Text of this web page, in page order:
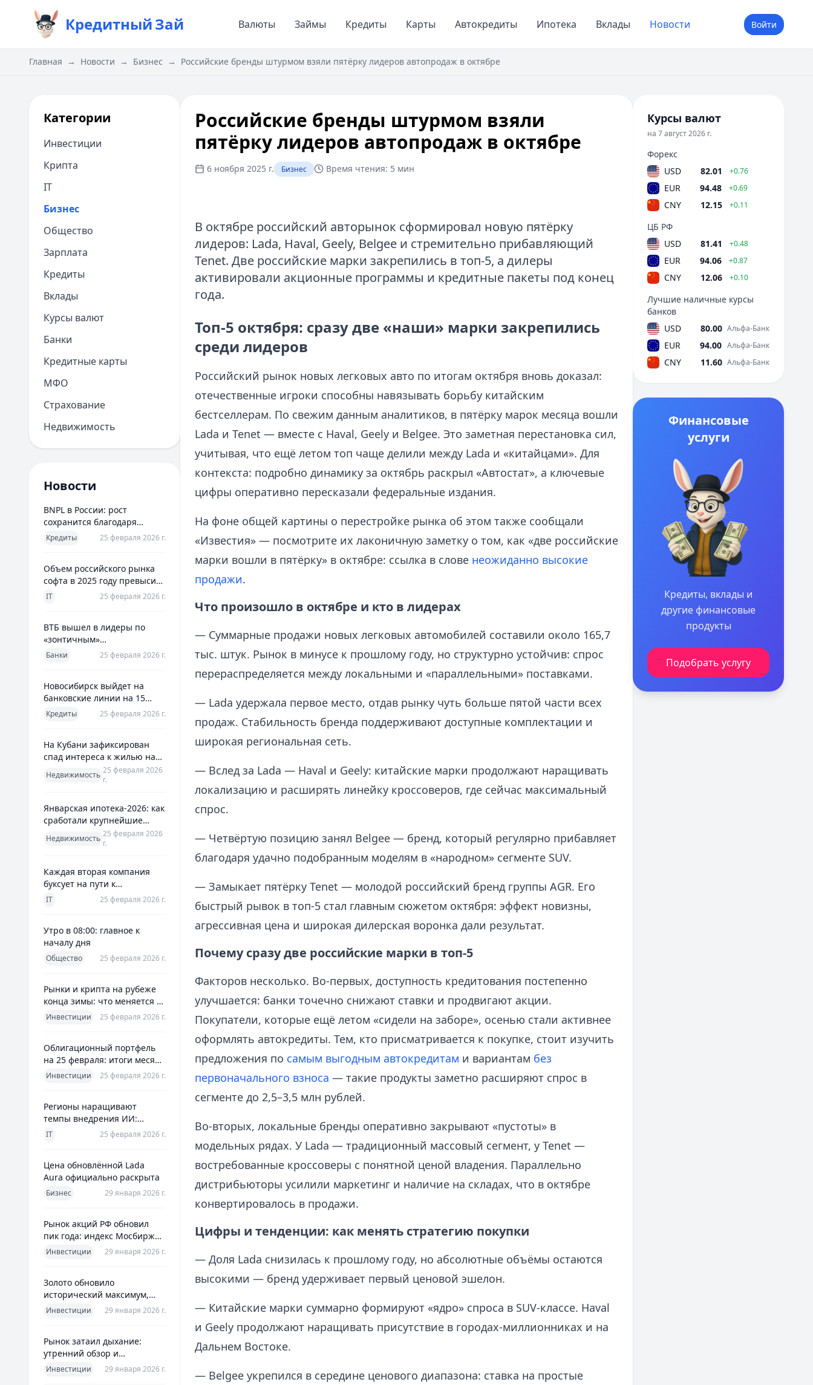
КредитныйЗай Валюты Займы Кредиты Карты Автокредиты Ипотека Вклады Новости Войти
Главная → Новости → Бизнес → Российские бренды штурмом взяли пятёрку лидеров автопродаж в октябре
Категории
Инвестиции
Крипта
IT
Бизнес
Общество
Зарплата
Кредиты
Вклады
Курсы валют
Банки
Кредитные карты
МФО
Страхование
Недвижимость
Новости
BNPL в России: рост
сохранится благодаря
новым сценариям
использования
Кредиты 25 февраля 2026 г.
Объем российского рынка
софта в 2025 году превысил
800 млрд рублей
IT 25 февраля 2026 г.
ВТБ вышел в лидеры по
«зонтичным»
поручительствам для МСП
Банки 25 февраля 2026 г.
Новосибирск выйдет на
банковские линии на 15
млрд рублей для закрытия
дефицита
Кредиты 25 февраля 2026 г.
На Кубани зафиксирован
спад интереса к жилью на
Недвижимость 25 февраля 2026
г.
Январская ипотека-2026: как
сработали крупнейшие
банки и что это значит для
заемщиков
Недвижимость 25 февраля 2026
г.
Каждая вторая компания
буксует на пути к
полноценной ERP
IT 25 февраля 2026 г.
Утро в 08:00: главное к
началу дня
Общество 25 февраля 2026 г.
Рынки и крипта на рубеже
конца зимы: что меняется к
25 февраля 2026
Инвестиции 25 февраля 2026 г.
Облигационный портфель
на 25 февраля: итоги месяца
и планы на март
Инвестиции 25 февраля 2026 г.
Регионы наращивают
темпы внедрения ИИ:
главное из отраслевого
IT 25 февраля 2026 г.
Цена обновлённой Lada
Aura официально раскрыта
Бизнес 29 января 2026 г.
Рынок акций РФ обновил
пик года: индекс Мосбиржи
на новом максимуме 2026-го
Инвестиции 29 января 2026 г.
Золото обновило
исторический максимум,
превысив планку в $5600 за
Инвестиции 29 января 2026 г.
Рынок затаил дыхание:
утренний обзор и
ориентиры для инвесторов
Инвестиции 29 января 2026 г.
Российские бренды штурмом взяли
пятёрку лидеров автопродаж в октябре
6 ноября 2025 г. Бизнес Время чтения: 5 мин
В октябре российский авторынок сформировал новую пятёрку
лидеров: Lada, Haval, Geely, Belgee и стремительно прибавляющий
Tenet. Две российские марки закрепились в топ‑5, а дилеры
активировали акционные программы и кредитные пакеты под конец
года.
Топ‑5 октября: сразу две «наши» марки закрепились
среди лидеров
Российский рынок новых легковых авто по итогам октября вновь доказал:
отечественные игроки способны навязывать борьбу китайским
бестселлерам. По свежим данным аналитиков, в пятёрку марок месяца вошли
Lada и Tenet — вместе с Haval, Geely и Belgee. Это заметная перестановка сил,
учитывая, что ещё летом топ чаще делили между Lada и «китайцами». Для
контекста: подробно динамику за октябрь раскрыл «Автостат», а ключевые
цифры оперативно пересказали федеральные издания.
На фоне общей картины о перестройке рынка об этом также сообщали
«Известия» — посмотрите их лаконичную заметку о том, как «две российские
марки вошли в пятёрку» в октябре: ссылка в слове неожиданно высокие
продажи.
Что произошло в октябре и кто в лидерах
— Суммарные продажи новых легковых автомобилей составили около 165,7
тыс. штук. Рынок в минусе к прошлому году, но структурно устойчив: спрос
перераспределяется между локальными и «параллельными» поставками.
— Lada удержала первое место, отдав рынку чуть больше пятой части всех
продаж. Стабильность бренда поддерживают доступные комплектации и
широкая региональная сеть.
— Вслед за Lada — Haval и Geely: китайские марки продолжают наращивать
локализацию и расширять линейку кроссоверов, где сейчас максимальный
спрос.
— Четвёртую позицию занял Belgee — бренд, который регулярно прибавляет
благодаря удачно подобранным моделям в «народном» сегменте SUV.
— Замыкает пятёрку Tenet — молодой российский бренд группы AGR. Его
быстрый рывок в топ‑5 стал главным сюжетом октября: эффект новизны,
агрессивная цена и широкая дилерская воронка дали результат.
Почему сразу две российские марки в топ‑5
Факторов несколько. Во‑первых, доступность кредитования постепенно
улучшается: банки точечно снижают ставки и продвигают акции.
Покупатели, которые ещё летом «сидели на заборе», осенью стали активнее
оформлять автокредиты. Тем, кто присматривается к покупке, стоит изучить
предложения по самым выгодным автокредитам и вариантам без
первоначального взноса — такие продукты заметно расширяют спрос в
сегменте до 2,5–3,5 млн рублей.
Во‑вторых, локальные бренды оперативно закрывают «пустоты» в
модельных рядах. У Lada — традиционный массовый сегмент, у Tenet —
востребованные кроссоверы с понятной ценой владения. Параллельно
дистрибьюторы усилили маркетинг и наличие на складах, что в октябре
конвертировалось в продажи.
Цифры и тенденции: как менять стратегию покупки
— Доля Lada снизилась к прошлому году, но абсолютные объёмы остаются
высокими — бренд удерживает первый ценовой эшелон.
— Китайские марки суммарно формируют «ядро» спроса в SUV‑классе. Haval
и Geely продолжают наращивать присутствие в городах‑миллионниках и на
Дальнем Востоке.
— Belgee укрепился в середине ценового диапазона: ставка на простые
Курсы валют
на 7 август 2026 г.
Форекс
USD
82.01 +0.76
EUR 94.48 +0.69
CNY 12.15 +0.11
ЦБ РФ
USD
81.41 +0.48
EUR 94.06 +0.87
CNY 12.06 +0.10
Лучшие наличные курсы
банков
USD
80.00 Альфа-Банк
EUR 94.00 Альфа-Банк
CNY 11.60 Альфа-Банк
Финансовые
услуги
Кредиты, вклады и
другие финансовые
продукты
Подобрать услугу